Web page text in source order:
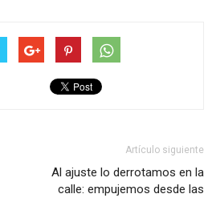
Artículo siguiente
Al ajuste lo derrotamos en la
calle: empujemos desde las